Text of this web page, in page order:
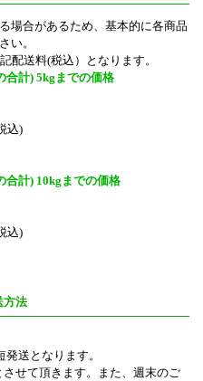
場合があるため、基本的に各商品
い。
配送料(税込）となります。
合計) 5kgまでの価格
込)
合計) 10kgまでの価格
込)
方法
送となります。
せて頂きます。また、週末のご